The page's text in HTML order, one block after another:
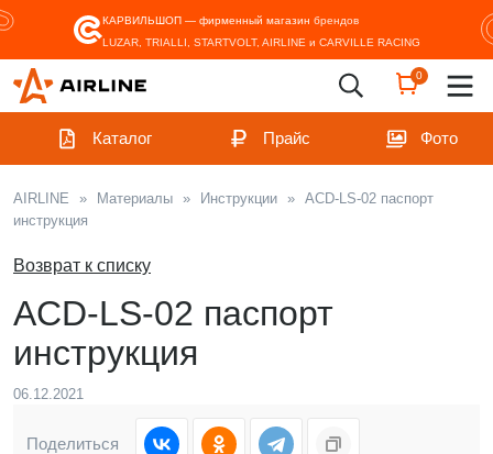
КАРВИЛЬШОП — фирменный магазин брендов
LUZAR, TRIALLI, STARTVOLT, AIRLINE и CARVILLE RACING
0
Каталог Прайс Фото
AIRLINE » Материалы » Инструкции » ACD-LS-02 паспорт
инструкция
Возврат к списку
ACD-LS-02 паспорт
инструкция
06.12.2021
Поделиться